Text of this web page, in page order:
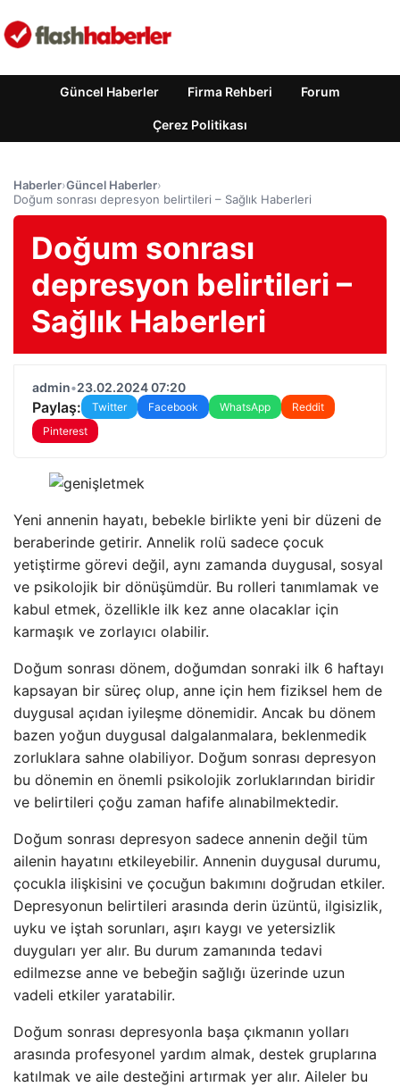
Güncel Haberler Firma Rehberi Forum
Çerez Politikası
Haberler›Güncel Haberler›
Doğum sonrası depresyon belirtileri – Sağlık Haberleri
Doğum sonrası
depresyon belirtileri –
Sağlık Haberleri
admin•23.02.2024 07:20
Paylaş: Twitter Facebook WhatsApp
Reddit
Pinterest
Yeni annenin hayatı, bebekle birlikte yeni bir düzeni de
beraberinde getirir. Annelik rolü sadece çocuk
yetiştirme görevi değil, aynı zamanda duygusal, sosyal
ve psikolojik bir dönüşümdür. Bu rolleri tanımlamak ve
kabul etmek, özellikle ilk kez anne olacaklar için
karmaşık ve zorlayıcı olabilir.
Doğum sonrası dönem, doğumdan sonraki ilk 6 haftayı
kapsayan bir süreç olup, anne için hem fiziksel hem de
duygusal açıdan iyileşme dönemidir. Ancak bu dönem
bazen yoğun duygusal dalgalanmalara, beklenmedik
zorluklara sahne olabiliyor. Doğum sonrası depresyon
bu dönemin en önemli psikolojik zorluklarından biridir
ve belirtileri çoğu zaman hafife alınabilmektedir.
Doğum sonrası depresyon sadece annenin değil tüm
ailenin hayatını etkileyebilir. Annenin duygusal durumu,
çocukla ilişkisini ve çocuğun bakımını doğrudan etkiler.
Depresyonun belirtileri arasında derin üzüntü, ilgisizlik,
uyku ve iştah sorunları, aşırı kaygı ve yetersizlik
duyguları yer alır. Bu durum zamanında tedavi
edilmezse anne ve bebeğin sağlığı üzerinde uzun
vadeli etkiler yaratabilir.
Doğum sonrası depresyonla başa çıkmanın yolları
arasında profesyonel yardım almak, destek gruplarına
katılmak ve aile desteğini artırmak yer alır. Aileler bu